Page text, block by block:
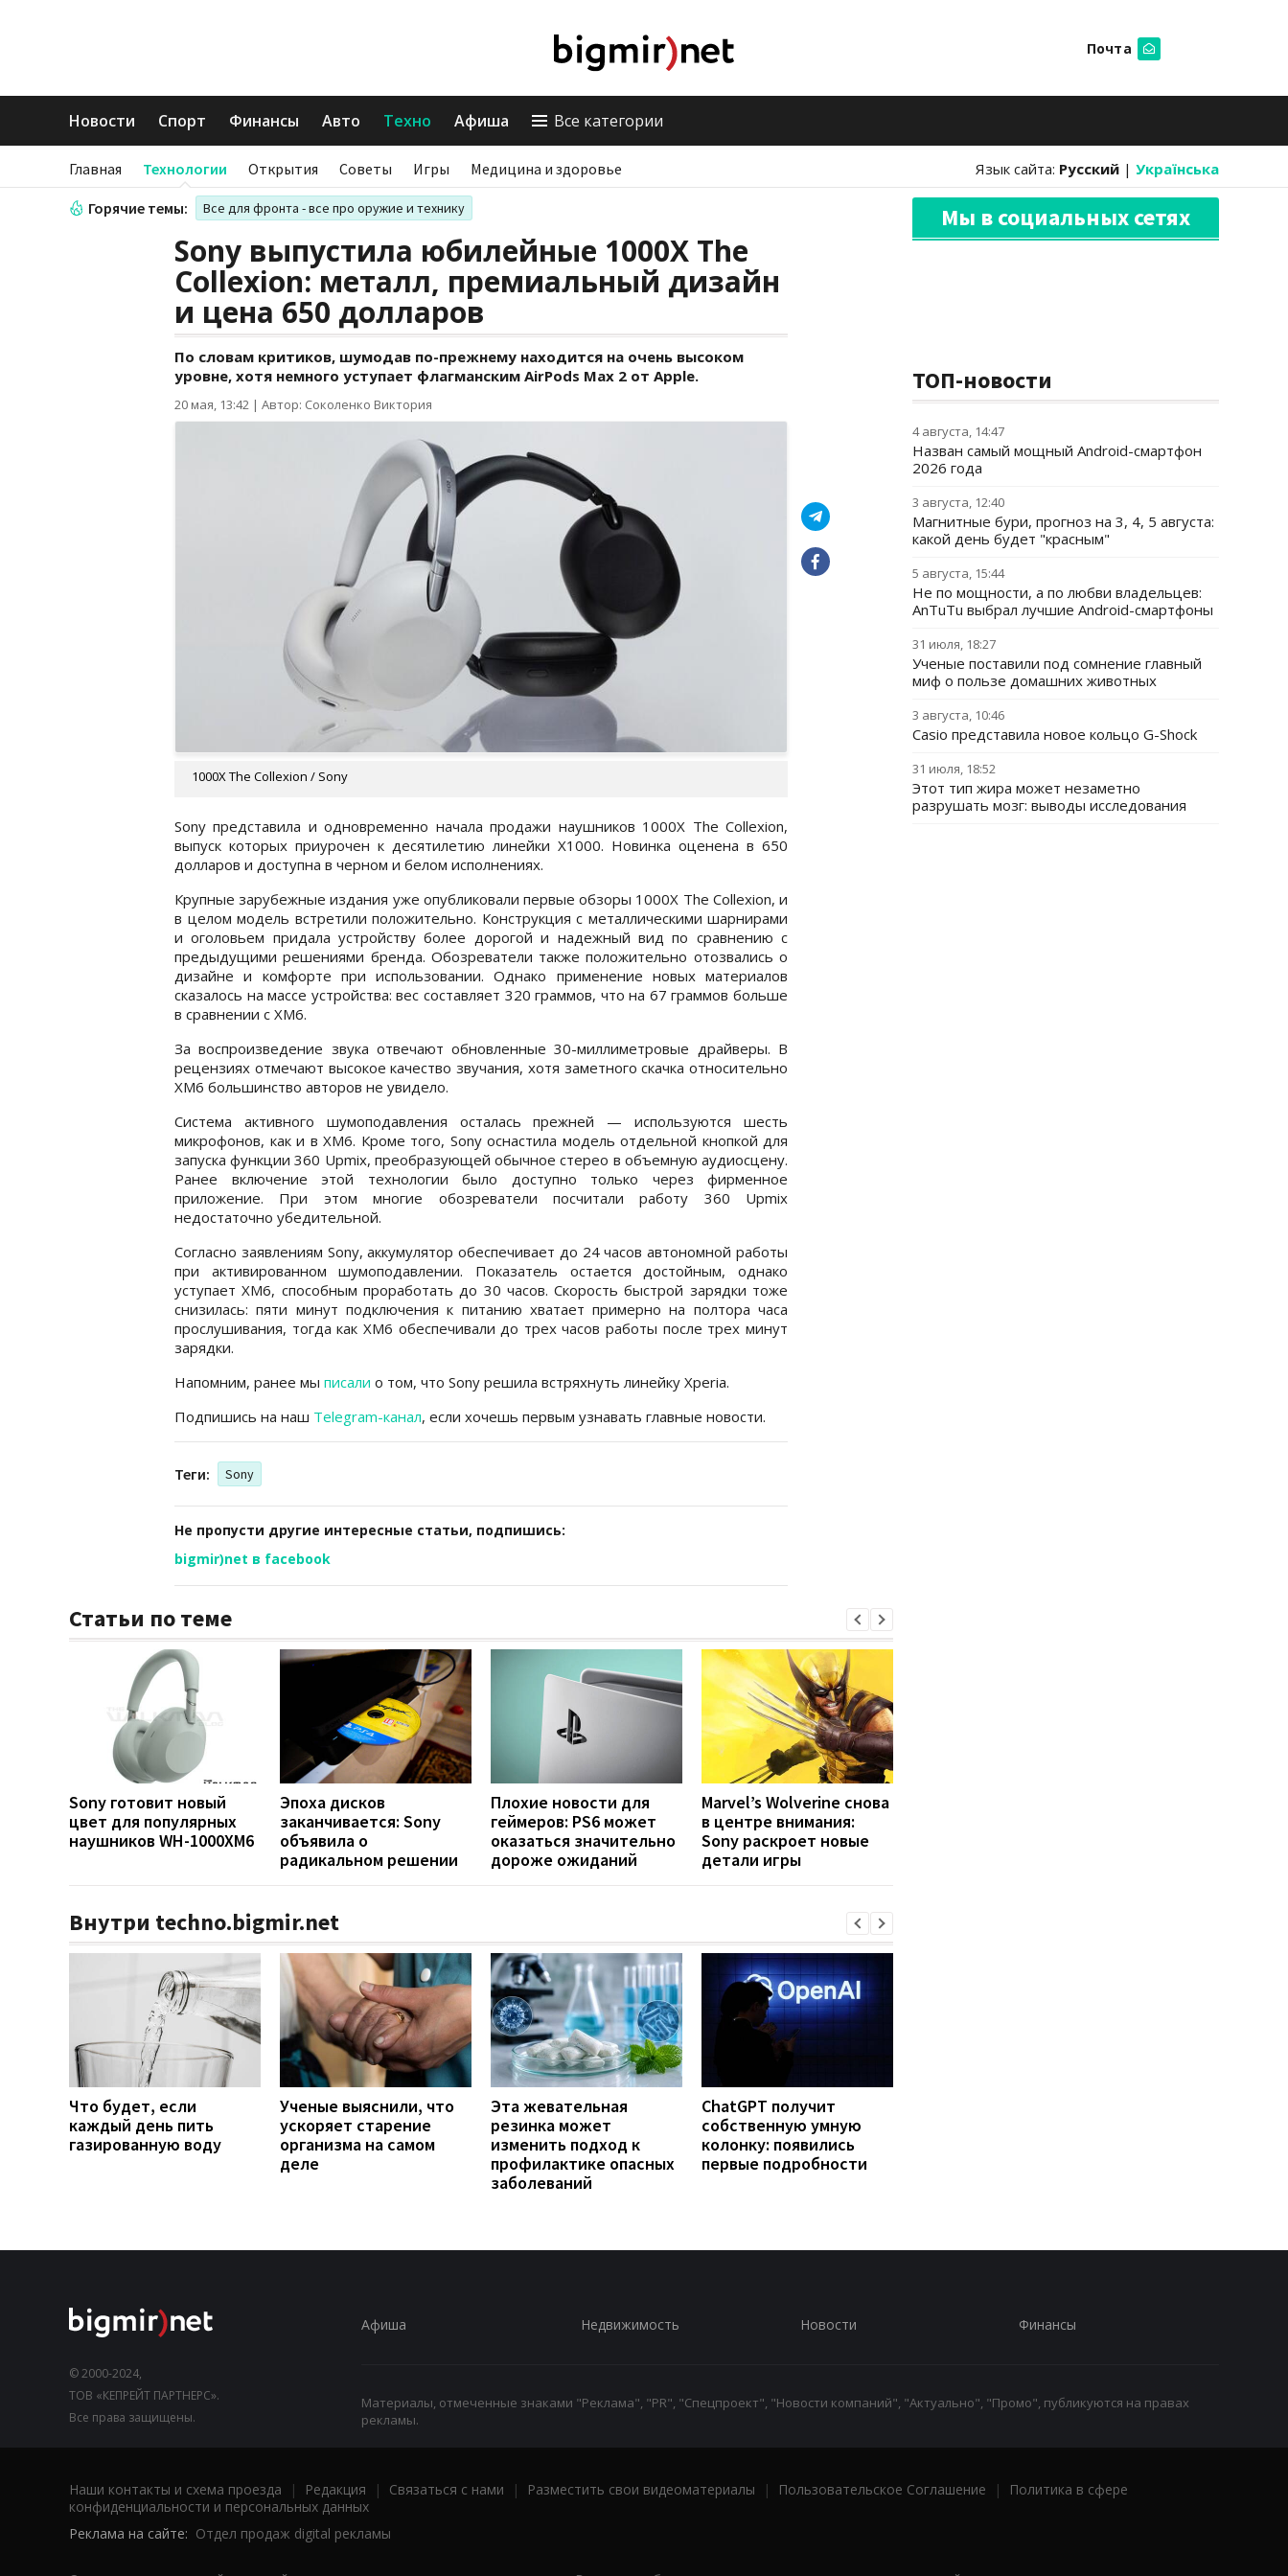
Почта
Новости Спорт Финансы Авто Техно Афиша Все категории
Главная Технологии Открытия Советы Игры Медицина и здоровье Язык сайта: Русский | Українська
Горячие темы: Все для фронта - все про оружие и технику
Sony выпустила юбилейные 1000X The
Collexion: металл, премиальный дизайн
и цена 650 долларов
По словам критиков, шумодав по-прежнему находится на очень высоком
уровне, хотя немного уступает флагманским AirPods Max 2 от Apple.
20 мая, 13:42 | Автор: Соколенко Виктория
1000X The Collexion / Sony
Sony представила и одновременно начала продажи наушников 1000X The Collexion,
выпуск которых приурочен к десятилетию линейки X1000. Новинка оценена в 650
долларов и доступна в черном и белом исполнениях.
Крупные зарубежные издания уже опубликовали первые обзоры 1000X The Collexion, и
в целом модель встретили положительно. Конструкция с металлическими шарнирами
и оголовьем придала устройству более дорогой и надежный вид по сравнению с
предыдущими решениями бренда. Обозреватели также положительно отозвались о
дизайне и комфорте при использовании. Однако применение новых материалов
сказалось на массе устройства: вес составляет 320 граммов, что на 67 граммов больше
в сравнении с XM6.
За воспроизведение звука отвечают обновленные 30-миллиметровые драйверы. В
рецензиях отмечают высокое качество звучания, хотя заметного скачка относительно
XM6 большинство авторов не увидело.
Система активного шумоподавления осталась прежней — используются шесть
микрофонов, как и в XM6. Кроме того, Sony оснастила модель отдельной кнопкой для
запуска функции 360 Upmix, преобразующей обычное стерео в объемную аудиосцену.
Ранее включение этой технологии было доступно только через фирменное
приложение. При этом многие обозреватели посчитали работу 360 Upmix
недостаточно убедительной.
Согласно заявлениям Sony, аккумулятор обеспечивает до 24 часов автономной работы
при активированном шумоподавлении. Показатель остается достойным, однако
уступает XM6, способным проработать до 30 часов. Скорость быстрой зарядки тоже
снизилась: пяти минут подключения к питанию хватает примерно на полтора часа
прослушивания, тогда как XM6 обеспечивали до трех часов работы после трех минут
зарядки.
Напомним, ранее мы писали о том, что Sony решила встряхнуть линейку Xperia.
Подпишись на наш Telegram-канал, если хочешь первым узнавать главные новости.
Теги: Sony
Не пропусти другие интересные статьи, подпишись:
bigmir)net в facebook
Статьи по теме
Sony готовит новый
цвет для популярных
наушников WH-1000XM6
Эпоха дисков
заканчивается: Sony
объявила о
радикальном решении
Плохие новости для
геймеров: PS6 может
оказаться значительно
дороже ожиданий
Marvel’s Wolverine снова
в центре внимания:
Sony раскроет новые
детали игры
Внутри techno.bigmir.net
Что будет, если
каждый день пить
газированную воду
Ученые выяснили, что
ускоряет старение
организма на самом
деле
Эта жевательная
резинка может
изменить подход к
профилактике опасных
заболеваний
ChatGPT получит
собственную умную
колонку: появились
первые подробности
Мы в социальных сетях
ТОП-новости
4 августа, 14:47
Назван самый мощный Android-смартфон
2026 года
3 августа, 12:40
Магнитные бури, прогноз на 3, 4, 5 августа:
какой день будет "красным"
5 августа, 15:44
Не по мощности, а по любви владельцев:
AnTuTu выбрал лучшие Android-смартфоны
31 июля, 18:27
Ученые поставили под сомнение главный
миф о пользе домашних животных
3 августа, 10:46
Casio представила новое кольцо G-Shock
31 июля, 18:52
Этот тип жира может незаметно
разрушать мозг: выводы исследования
© 2000-2024,
ТОВ «КЕПРЕЙТ ПАРТНЕРС».
Все права защищены.
Афиша Недвижимость Новости Финансы
Материалы, отмеченные знаками "Реклама", "PR", "Спецпроект", "Новости компаний", "Актуально", "Промо", публикуются на правах
рекламы.
Наши контакты и схема проезда | Редакция | Связаться с нами | Разместить свои видеоматериалы | Пользовательское Соглашение |
Политика в сфере
конфиденциальности и персональных данных
Реклама на сайте: Отдел продаж digital рекламы